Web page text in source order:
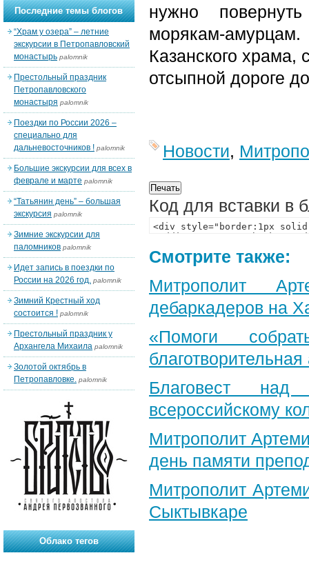
нужно
морякам-амурцам.
Казанского храма,
отсыпной дороге
Новости,
Код для вставки в
Смотрите также:
Митрополит
дебаркадеров на
«Помоги
Благовест
всероссийскому
Митрополит
день памяти
Митрополит
Сыктывкаре
Последние темы блогов
“Храм у озера” – летние
экскурсии в Петропавловский
монастырь palomnik
Престольный праздник
Петропавловского
монастыря palomnik
Поездки по России 2026 –
специально для
дальневосточников ! palomnik
Большие экскурсии для всех в
феврале и марте palomnik
“Татьянин день” – большая
экскурсия palomnik
Зимние экскурсии для
паломников palomnik
Идет запись в поездки по
России на 2026 год. palomnik
Зимний Крестный ход
состоится ! palomnik
Престольный праздник у
Архангела Михаила palomnik
Золотой октябрь в
Петропавловке. palomnik
Облако тегов